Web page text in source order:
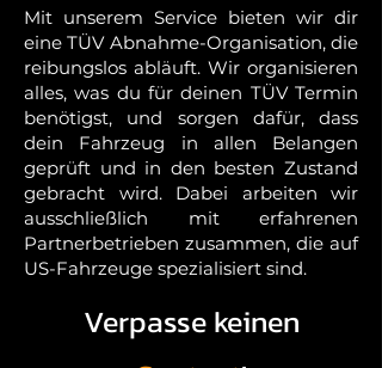
Mit unserem Service bieten wir dir
eine TÜV Abnahme-Organisation, die
reibungslos abläuft. Wir organisieren
alles, was du für deinen TÜV Termin
benötigst, und sorgen dafür, dass
dein Fahrzeug in allen Belangen
geprüft und in den besten Zustand
gebracht wird. Dabei arbeiten wir
ausschließlich mit erfahrenen
Partnerbetrieben zusammen, die auf
US-Fahrzeuge spezialisiert sind.
Verpasse keinen